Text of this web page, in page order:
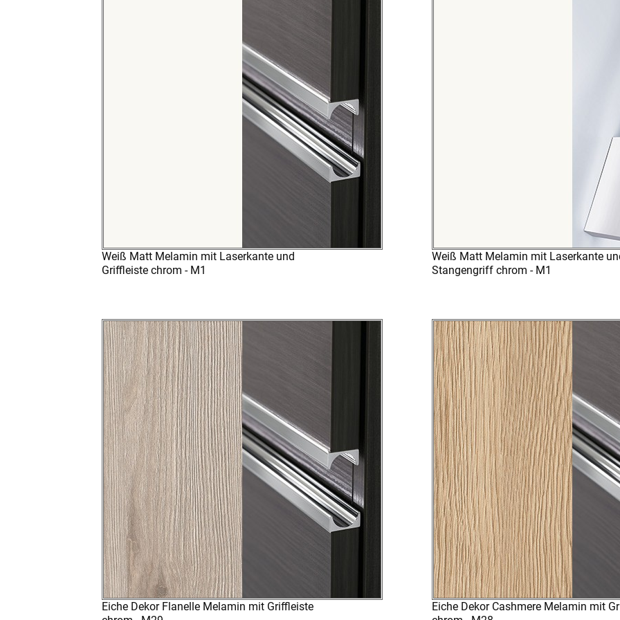
Weiß Matt Melamin mit Laserkante und
Griffleiste chrom - M1
Weiß Matt Melamin mit Laserkante
Stangengriff chrom - M1
Eiche Dekor Flanelle Melamin mit Griffleiste
Eiche Dekor Cashmere Melamin mit